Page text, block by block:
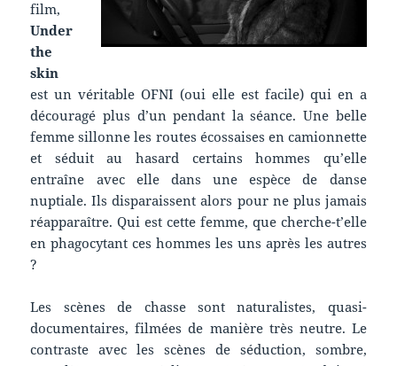
film,
Under
the
skin
est un véritable OFNI (oui elle est facile) qui en a
découragé plus d’un pendant la séance. Une belle
femme sillonne les routes écossaises en camionnette
et séduit au hasard certains hommes qu’elle
entraîne avec elle dans une espèce de danse
nuptiale. Ils disparaissent alors pour ne plus jamais
réapparaître. Qui est cette femme, que cherche-t’elle
en phagocytant ces hommes les uns après les autres
?
Les scènes de chasse sont naturalistes, quasi-
documentaires, filmées de manière très neutre. Le
contraste avec les scènes de séduction, sombre,